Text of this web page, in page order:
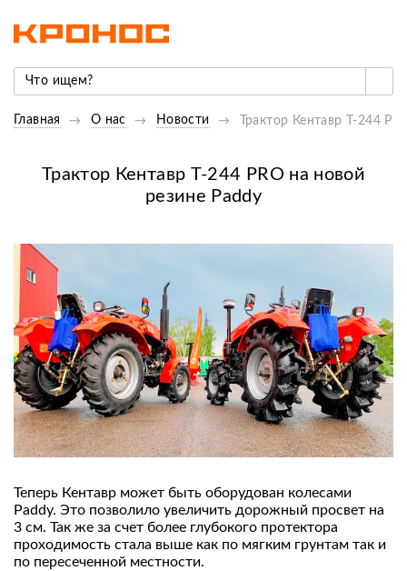
Главная О нас Новости Трактор Кентавр Т-244
Трактор Кентавр Т-244 PRO на новой
резине Paddy
Теперь Кентавр может быть оборудован колесами
Paddy. Это позволило увеличить дорожный просвет на
3 см. Так же за счет более глубокого протектора
проходимость стала выше как по мягким грунтам так и
по пересеченной местности.